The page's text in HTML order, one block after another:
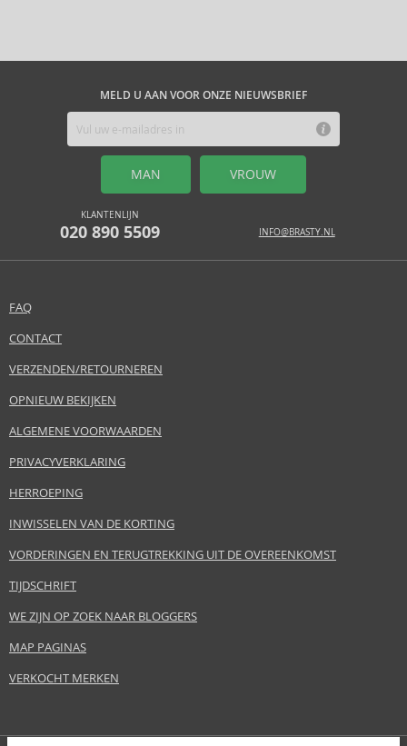
MELD U AAN VOOR ONZE NIEUWSBRIEF
MAN VROUW
KLANTENLIJN
020 890 5509 INFO@BRASTY.NL
FAQ
CONTACT
VERZENDEN/RETOURNEREN
OPNIEUW BEKIJKEN
ALGEMENE VOORWAARDEN
PRIVACYVERKLARING
HERROEPING
INWISSELEN VAN DE KORTING
VORDERINGEN EN TERUGTREKKING UIT DE OVEREENKOMST
TIJDSCHRIFT
WE ZIJN OP ZOEK NAAR BLOGGERS
MAP PAGINAS
VERKOCHT MERKEN